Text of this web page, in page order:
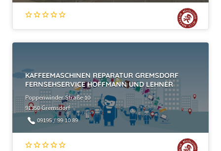
6. Versandkosten
KAFFEEMASCHINEN REPARATUR GREMSDORF
FERNSEHSERVICE HOFFMANN UND LEHNER
Poppenwinder Straße 10
91350 Gremsdorf
09195 / 99 10 89